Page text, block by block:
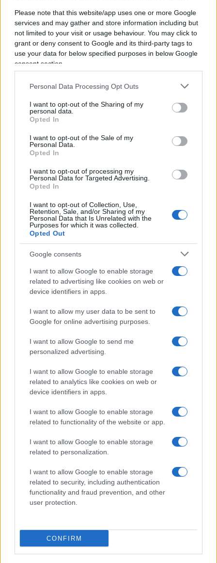
Please note that this website/app uses one or more Google
services and may gather and store information including but
not limited to your visit or usage behaviour. You may click to
grant or deny consent to Google and its third-party tags to
use your data for below specified purposes in below Google
consent section.
Personal Data Processing Opt Outs
I want to opt-out of the Sharing of my
personal data.
Opted In
I want to opt-out of the Sale of my
Personal Data.
Opted In
I want to opt-out of processing my
Personal Data for Targeted Advertising.
Opted In
I want to opt-out of Collection, Use,
Retention, Sale, and/or Sharing of my
Personal Data that Is Unrelated with the
Purposes for which it was collected.
Opted Out
Google consents
I want to allow Google to enable storage
related to advertising like cookies on web or
device identifiers in apps.
I want to allow my user data to be sent to
Google for online advertising purposes.
I want to allow Google to send me
personalized advertising.
I want to allow Google to enable storage
related to analytics like cookies on web or
device identifiers in apps.
I want to allow Google to enable storage
related to functionality of the website or app.
I want to allow Google to enable storage
related to personalization.
I want to allow Google to enable storage
related to security, including authentication
functionality and fraud prevention, and other
user protection.
CONFIRM
compagni con e senza Rolex, ma più con, agli
umoristi loro malgrado, ai mestieranti da rivistina,
ai battutisti strazianti, ai conduttori stoccafisso,
con la barbetta presuntuosa e la faccia di quelli
nati presuntuosi, che si tenevano buona la
maestra e facevano la spia? Certo che no, non
carriera sulla boutade, sul vittimismo, e su una
palla più grande di tutte le altre: che loro
sarebbero bravi, più bravi, preparati, seri,
consacrati all’intrattenimento di qualità, fanno
piacciono a tutti.
Damilano non piace a nessuno, come, quasi, il
pard sudaticcio e pezzato, lo Zoro der Piddì. Due
responsabili della buccia mediatica dell’incredibile
Soumahoro, per tacere delle altre faccende, di
certi trappoloni giornalistici davvero imbarazzanti.
Con un curriculum del genere, in una azienda
privata si salta. Alla Rai no. Si continua a prendere
quei duecento e passa mila all’anno contro quel
manipolo di masochisti che ti seguono come
Inspiegabile, apparentemente,
l’approccio di
sente sputare addosso accuse di nazi trattino
fascismo. Perché lo fai? Se Giorgia crede di tenersi
è tutta gente che magari scodinzola, ma alla prima
occasione si consacra alla missione, farla fuori.
Opportunisti, carrieristi, ma il richiamo della
foresta comunista è più forte.
Se vuol dare l’idea di non perdersi dietro le beghe
meschine della Rai,chapeauma allora non si
possono fare le cose a metà: lo sappiamo tutti che
tutti, in
saecula saeculorum
che, essendo il sistema perverso,